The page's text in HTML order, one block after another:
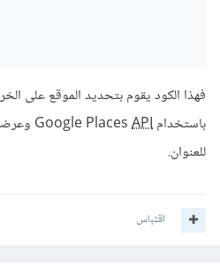
فهذا الكود يقوم بتحديد الموقع على
باستخدام Google PlacesAPI
للعنوان.
اقتباس